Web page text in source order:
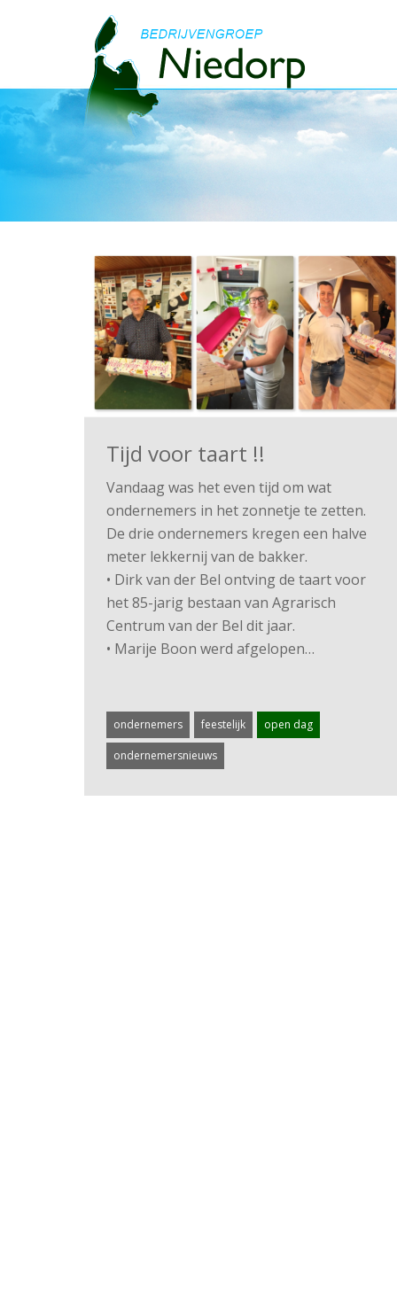
Tijd voor taart !!
Vandaag was het even tijd om wat
ondernemers in het zonnetje te zetten.
De drie ondernemers kregen een halve
meter lekkernij van de bakker.
• Dirk van der Bel ontving de taart voor
het 85-jarig bestaan van Agrarisch
Centrum van der Bel dit jaar.
• Marije Boon werd afgelopen…
ondernemers feestelijk open dag
ondernemersnieuws